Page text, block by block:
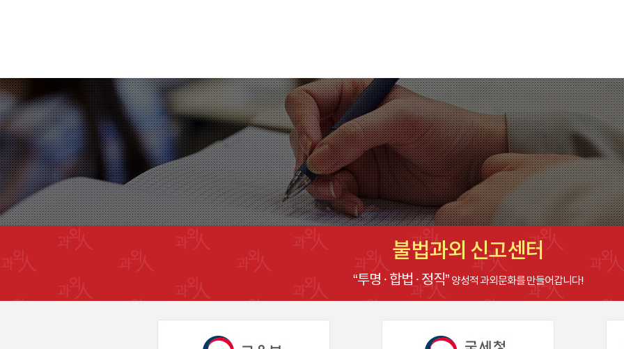
불법과외 신고센터
“투명 · 합법 · 정직” 양성적 과외문화를 만들어갑니다!